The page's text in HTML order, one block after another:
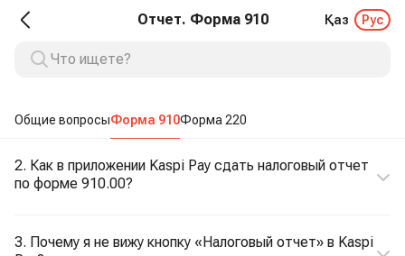
Отчет. Форма 910 Қаз Рус
Общие вопросыФорма 910Форма 220
2. Как в приложении Kaspi Pay сдать налоговый отчет
по форме 910.00?
3. Почему я не вижу кнопку «Налоговый отчет» в Kaspi